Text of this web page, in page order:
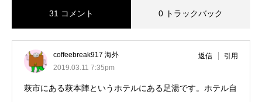
31 コメント 0 トラックバック
coffeebreak917 海外
2019.03.11 7:35pm
返信 引用
萩市にある萩本陣というホテルにある足湯です。ホテル自